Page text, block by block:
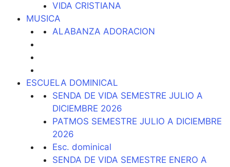
VIDA CRISTIANA
MUSICA
ALABANZA ADORACION
ESCUELA DOMINICAL
SENDA DE VIDA SEMESTRE JULIO A
DICIEMBRE 2026
PATMOS SEMESTRE JULIO A DICIEMBRE
2026
Esc. dominical
SENDA DE VIDA SEMESTRE ENERO A